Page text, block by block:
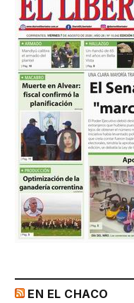
EN EL CHACO